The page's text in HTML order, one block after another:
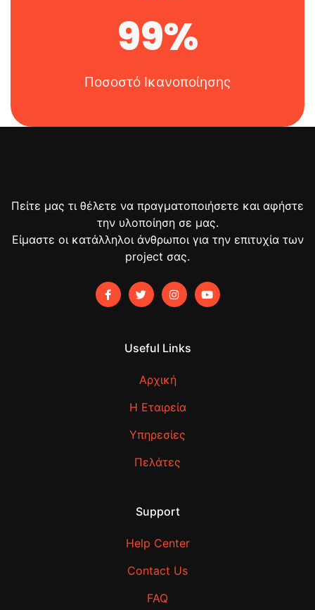
Ποσοστό Ικανοποίησης
99%
Πείτε μας τι θέλετε να πραγματοποιήσετε και αφήστε
την υλοποίηση σε μας.
Είμαστε οι κατάλληλοι άνθρωποι για την επιτυχία των
project σας.
Useful Links
Αρχική
Η Εταιρεία
Υπηρεσίες
Πελάτες
Support
Help Center
Contact Us
FAQ